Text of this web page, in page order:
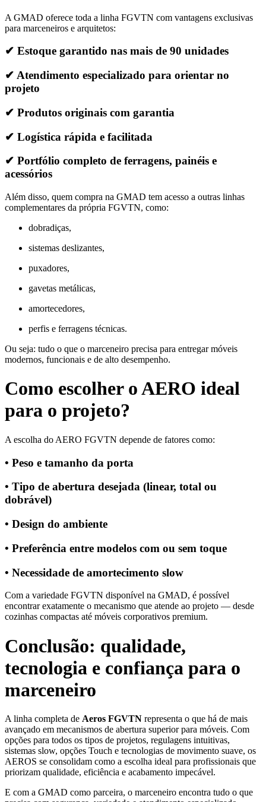
A GMAD oferece toda a linha FGVTN com vantagens exclusivas
para marceneiros e arquitetos:
✔ Estoque garantido nas mais de 90 unidades
✔ Atendimento especializado para orientar no
projeto
✔ Produtos originais com garantia
✔ Logística rápida e facilitada
✔ Portfólio completo de ferragens, painéis e
acessórios
Além disso, quem compra na GMAD tem acesso a outras linhas
complementares da própria FGVTN, como:
dobradiças,
sistemas deslizantes,
puxadores,
gavetas metálicas,
amortecedores,
perfis e ferragens técnicas.
Ou seja: tudo o que o marceneiro precisa para entregar móveis
modernos, funcionais e de alto desempenho.
Como escolher o AERO ideal
para o projeto?
A escolha do AERO FGVTN depende de fatores como:
• Peso e tamanho da porta
• Tipo de abertura desejada (linear, total ou
dobrável)
• Design do ambiente
• Preferência entre modelos com ou sem toque
• Necessidade de amortecimento slow
Com a variedade FGVTN disponível na GMAD, é possível
encontrar exatamente o mecanismo que atende ao projeto — desde
cozinhas compactas até móveis corporativos premium.
Conclusão: qualidade,
tecnologia e confiança para o
marceneiro
A linha completa de Aeros FGVTN representa o que há de mais
avançado em mecanismos de abertura superior para móveis. Com
opções para todos os tipos de projetos, regulagens intuitivas,
sistemas slow, opções Touch e tecnologias de movimento suave, os
AEROS se consolidam como a escolha ideal para profissionais que
priorizam qualidade, eficiência e acabamento impecável.
E com a GMAD como parceira, o marceneiro encontra tudo o que